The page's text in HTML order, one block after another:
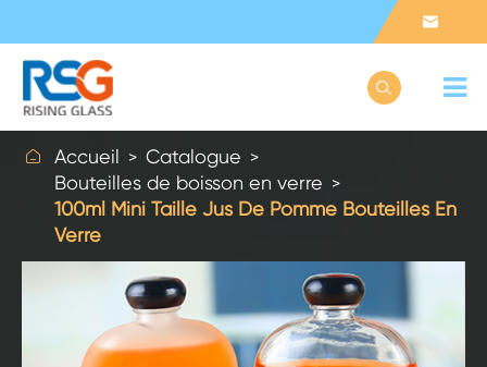


 Accueil
Catalogue
Bouteilles de boisson en verre
100ml Mini Taille Jus De Pomme Bouteilles En
Verre